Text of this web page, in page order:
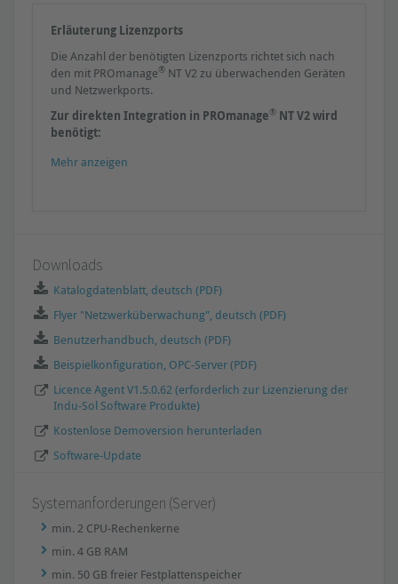
Erläuterung Lizenzports
Die Anzahl der benötigten Lizenzports richtet sich nach
den mit PROmanage® NT V2 zu überwachenden Geräten
und Netzwerkports.
Zur direkten Integration in PROmanage® NT V2 wird
benötigt:
Ethernet-Switches: je Netzwerkport 1 Lizenzport
d.h. 8-Port-Switch = 8 PROmanage-Lizenzen
Mehr anzeigen
Downloads
Katalogdatenblatt, deutsch (PDF)
Flyer "Netzwerküberwachung", deutsch (PDF)
Benutzerhandbuch, deutsch (PDF)
Beispielkonfiguration, OPC-Server (PDF)
Licence Agent V1.5.0.62 (erforderlich zur Lizenzierung der
Indu-Sol Software Produkte)
Kostenlose Demoversion herunterladen
Software-Update
Systemanforderungen (Server)
min. 2 CPU-Rechenkerne
min. 4 GB RAM
min. 50 GB freier Festplattenspeicher